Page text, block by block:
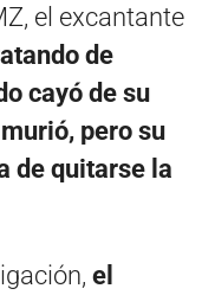
el excantante
de
cayó de su
pero su
de quitarse la
el